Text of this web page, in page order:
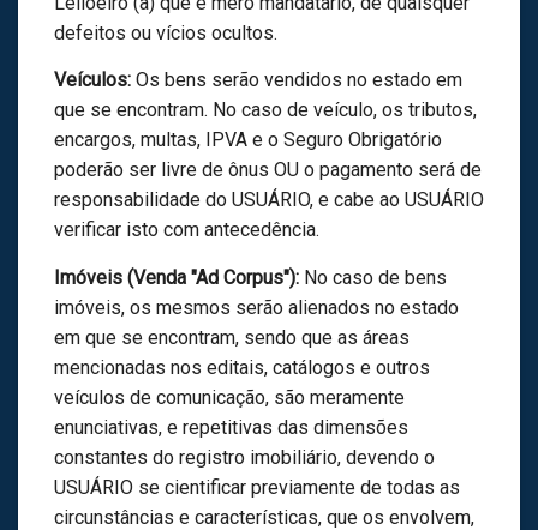
defeitos ou vícios ocultos.
Veículos: Os bens serão vendidos no estado em
que se encontram. No caso de veículo, os tributos,
encargos, multas, IPVA e o Seguro Obrigatório
poderão ser livre de ônus OU o pagamento será de
responsabilidade do USUÁRIO, e cabe ao USUÁRIO
verificar isto com antecedência.
Imóveis (Venda "Ad Corpus"): No caso de bens
imóveis, os mesmos serão alienados no estado
em que se encontram, sendo que as áreas
mencionadas nos editais, catálogos e outros
veículos de comunicação, são meramente
enunciativas, e repetitivas das dimensões
constantes do registro imobiliário, devendo o
USUÁRIO se cientificar previamente de todas as
circunstâncias e características, que os envolvem,